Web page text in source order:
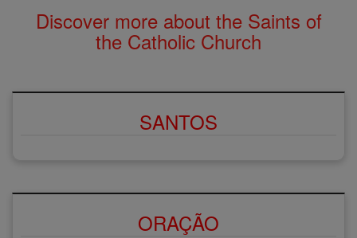
Discover more about the Saints of
the Catholic Church
SANTOS
ORAÇÃO